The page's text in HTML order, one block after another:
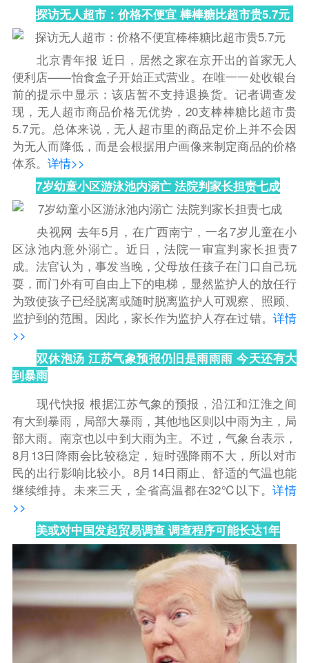
探访无人超市：价格不便宜 棒棒糖比超市贵5.7元
北京青年报 近日，居然之家在京开出的首家无人
便利店——怡食盒子开始正式营业。 在唯一一处收银台
前的提示中显示：该店暂不支持退换货。记者调查发
现，无人超市商品价格无优势，20支棒棒糖比超市贵
5.7元。 总体来说，无人超市里的商品定价上并不会因
为无人而降低，而是会根据用户画像来制定商品的价格
体系。 详情>>
7岁幼童小区游泳池内溺亡 法院判家长担责七成
央视网 去年5月，在广西南宁，一名7岁儿童在小
区泳池内意外溺亡。近日，法院一审宣判家长担责7
成。法官认为，事发当晚，父母放任孩子在门口自己玩
耍，而门外有可自由上下的电梯，显然监护人的放任行
为致使孩子已经脱离或随时脱离监护人可观察、照顾、
监护到的范围。因此，家长作为监护人存在过错。 详情
>>
双休泡汤 江苏气象预报仍旧是雨雨雨 今天还有大
到暴雨
现代快报 根据江苏气象的预报，沿江和江淮之间
有大到暴雨，局部大暴雨，其他地区则以中雨为主，局
部大雨。南京也以中到大雨为主。不过，气象台表示，
8月13日降雨会比较稳定，短时强降雨不大，所以对市
民的出行影响比较小。8月14日雨止、舒适的气温也能
继续维持。未来三天，全省高温都在32℃以下。详情
>>
美或对中国发起贸易调查 调查程序可能长达1年